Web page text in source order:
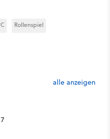
Rollenspiel
alle anzeigen